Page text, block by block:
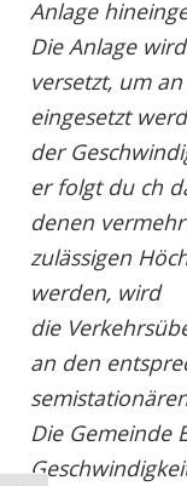
Anlage
Die Anlage
versetzt, um
eingesetzt
der
er folgt du ch
denen
zulässigen
werden, wird
die
an den
Die Gemeinde